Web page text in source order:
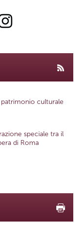
culturale
speciale tra il
di Roma